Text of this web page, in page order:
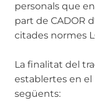
personals que
part de CADOR
citades normes
La finalitat del
establertes en el
següents: